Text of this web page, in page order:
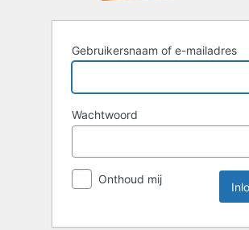
Gebruikersnaam of e-mailadres
Wachtwoord
Onthoud mij